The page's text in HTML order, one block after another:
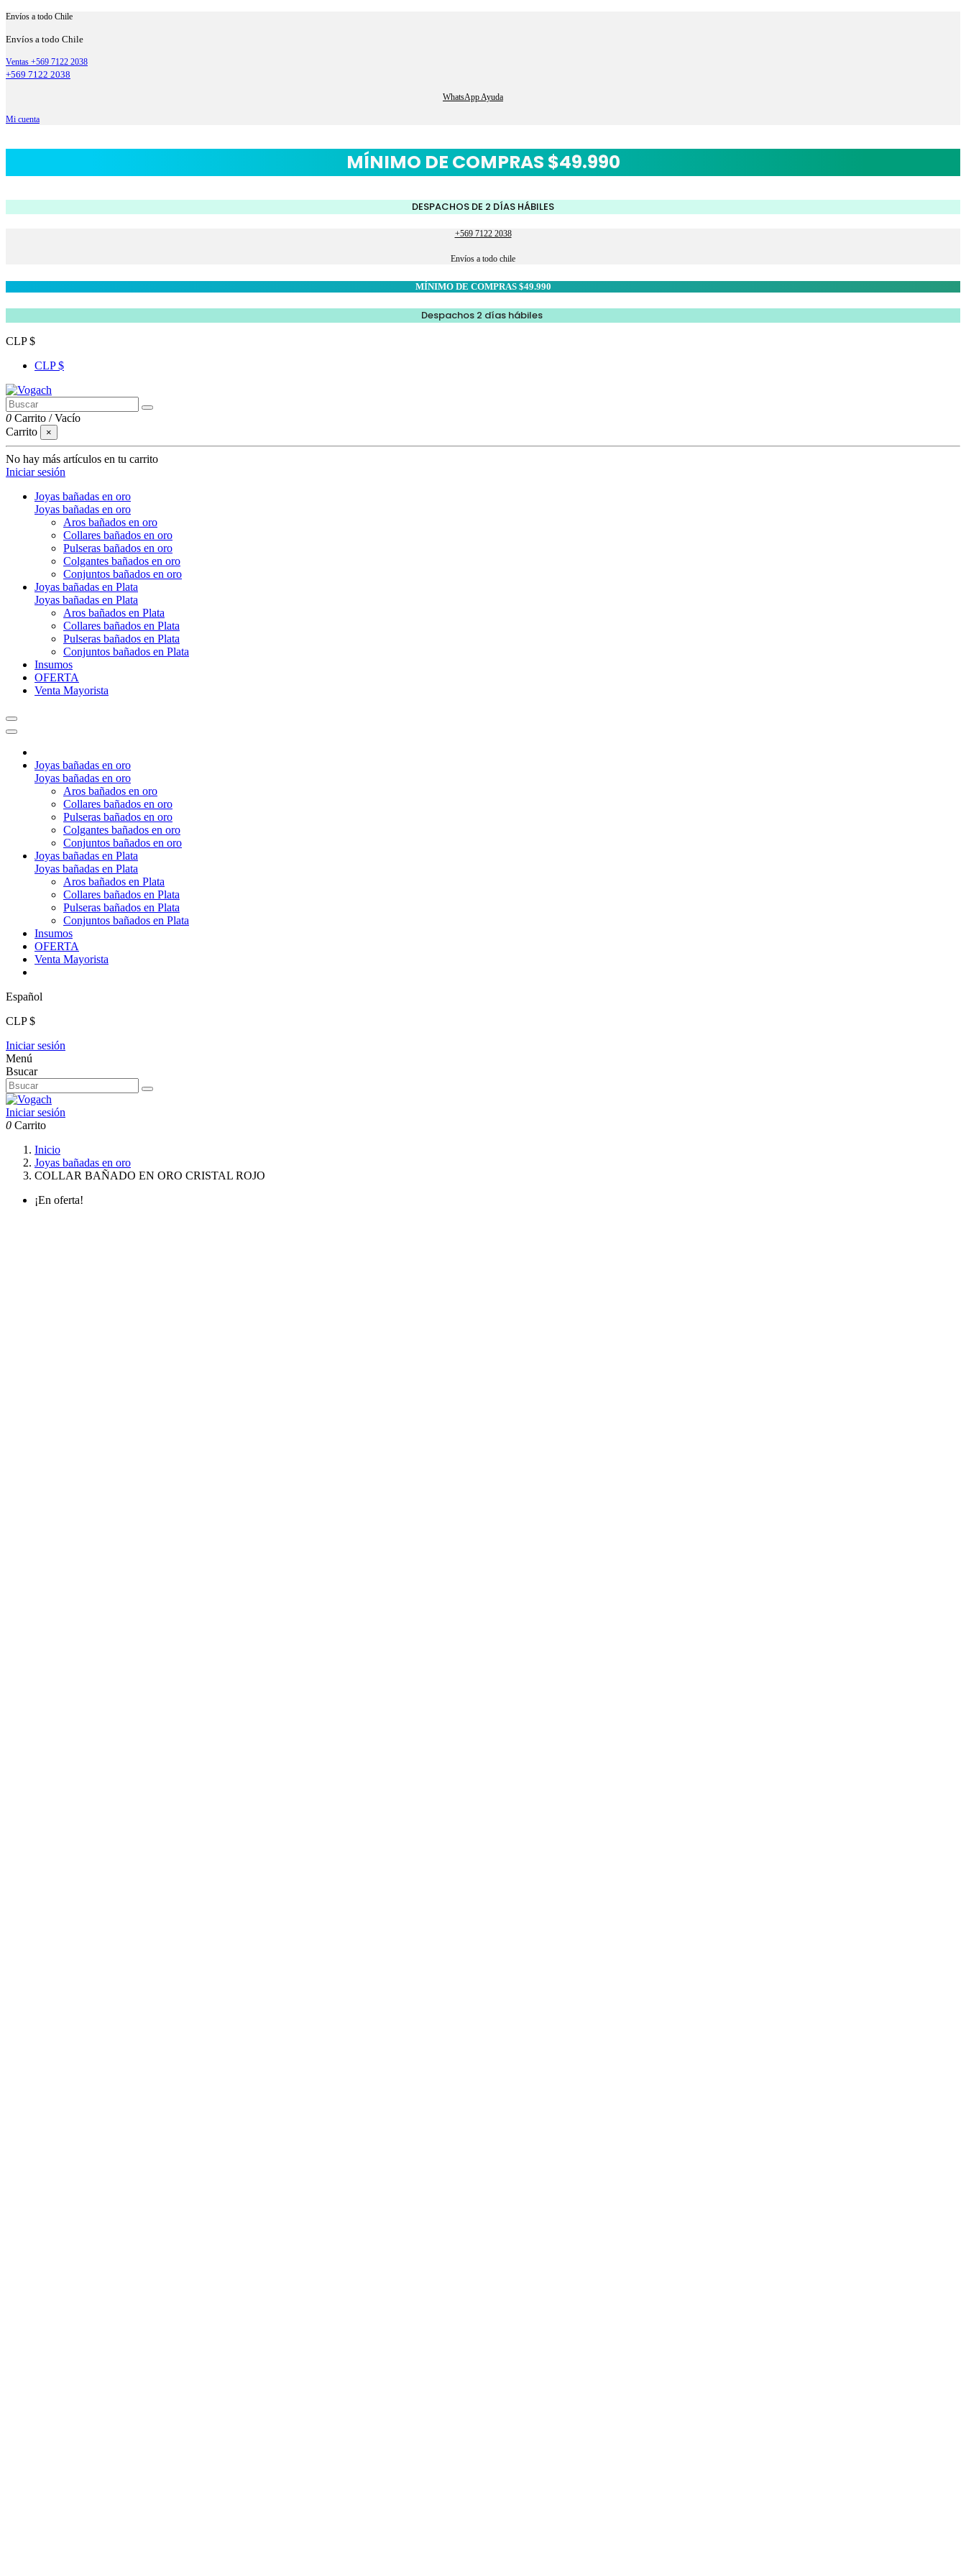
Envíos a todo Chile
Envíos a todo Chile
Ventas +569 7122 2038
+569 7122 2038
WhatsApp Ayuda
Mi cuenta
MÍNIMO DE COMPRAS $49.990
DESPACHOS DE 2 DÍAS HÁBILES
+569 7122 2038
Envíos a todo chile
MÍNIMO DE COMPRAS $49.990
Despachos 2 días hábiles
CLP $
CLP $
0 Carrito /Vacío
Carrito
×
No hay más artículos en tu carrito
Iniciar sesión
Joyas bañadas en oro
Joyas bañadas en oro
Aros bañados en oro
Collares bañados en oro
Pulseras bañados en oro
Colgantes bañados en oro
Conjuntos bañados en oro
Joyas bañadas en Plata
Joyas bañadas en Plata
Aros bañados en Plata
Collares bañados en Plata
Pulseras bañados en Plata
Conjuntos bañados en Plata
Insumos
OFERTA
Venta Mayorista
Joyas bañadas en oro
Joyas bañadas en oro
Aros bañados en oro
Collares bañados en oro
Pulseras bañados en oro
Colgantes bañados en oro
Conjuntos bañados en oro
Joyas bañadas en Plata
Joyas bañadas en Plata
Aros bañados en Plata
Collares bañados en Plata
Pulseras bañados en Plata
Conjuntos bañados en Plata
Insumos
OFERTA
Venta Mayorista
Español
CLP $
Iniciar sesión
Menú
Bsucar
Iniciar sesión
0 Carrito
Inicio
Joyas bañadas en oro
COLLAR BAÑADO EN ORO CRISTAL ROJO
¡En oferta!